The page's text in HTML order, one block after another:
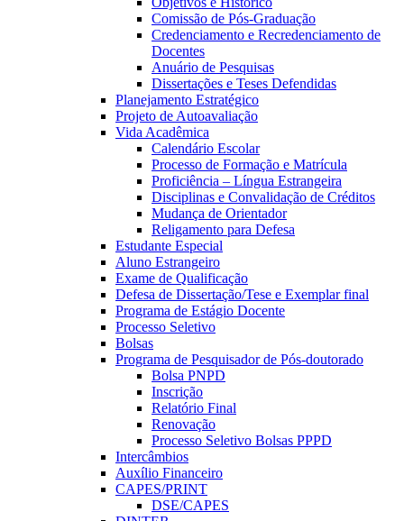
Comissão de Pós-Graduação
Credenciamento e Recredenciamento de
Docentes
Anuário de Pesquisas
Dissertações e Teses Defendidas
Planejamento Estratégico
Projeto de Autoavaliação
Vida Acadêmica
Calendário Escolar
Processo de Formação e Matrícula
Proficiência – Língua Estrangeira
Disciplinas e Convalidação de Créditos
Mudança de Orientador
Religamento para Defesa
Estudante Especial
Aluno Estrangeiro
Exame de Qualificação
Defesa de Dissertação/Tese e Exemplar final
Programa de Estágio Docente
Processo Seletivo
Bolsas
Programa de Pesquisador de Pós-doutorado
Bolsa PNPD
Inscrição
Relatório Final
Renovação
Processo Seletivo Bolsas PPPD
Intercâmbios
Auxílio Financeiro
CAPES/PRINT
DSE/CAPES